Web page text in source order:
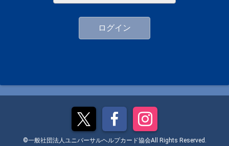
ログイン
©一般社団法人ユニバーサルヘルプカード協会All Rights Reserved.